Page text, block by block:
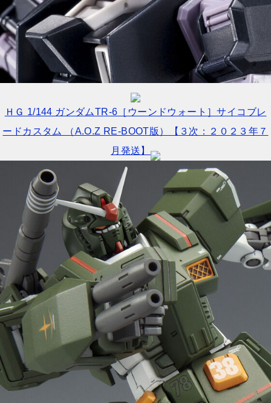
ＨＧ 1/144 ガンダムTR-6［ウーンドウォート］サイコブレ
ードカスタム （A.O.Z RE-BOOT版）【３次：２０２３年７
月発送】